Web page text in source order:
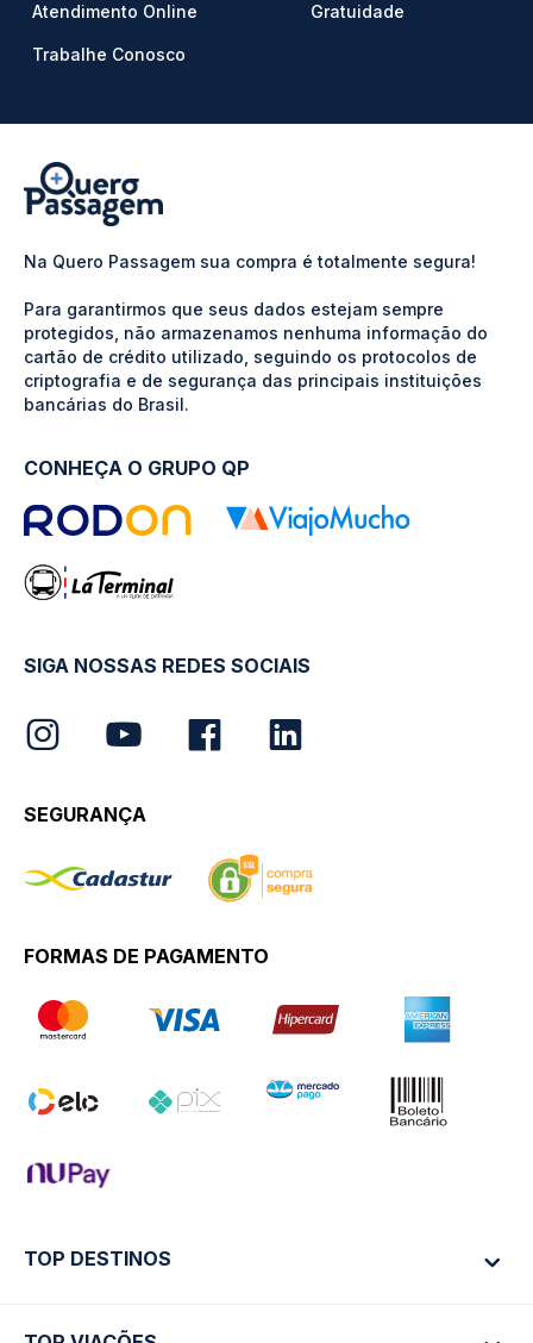
Atendimento Online
Trabalhe Conosco
Gratuidade
Na Quero Passagem sua compra é totalmente segura!
Para garantirmos que seus dados estejam sempre
protegidos, não armazenamos nenhuma informação do
cartão de crédito utilizado, seguindo os protocolos de
criptografia e de segurança das principais instituições
bancárias do Brasil.
CONHEÇA O GRUPO QP
SIGA NOSSAS REDES SOCIAIS
SEGURANÇA
FORMAS DE PAGAMENTO
TOP DESTINOS